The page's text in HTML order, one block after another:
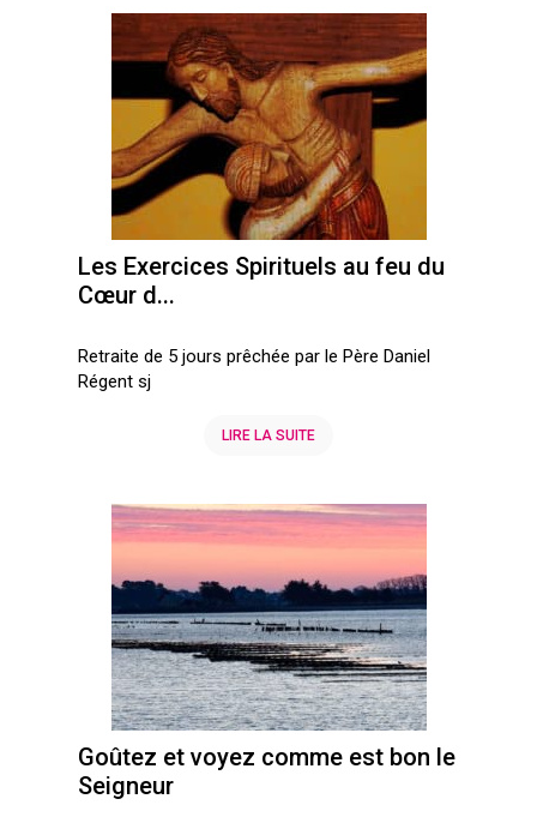
Les Exercices Spirituels au feu du
Cœur d...
Retraite de 5 jours prêchée par le Père Daniel
Régent sj
LIRE LA SUITE
Goûtez et voyez comme est bon le
Seigneur